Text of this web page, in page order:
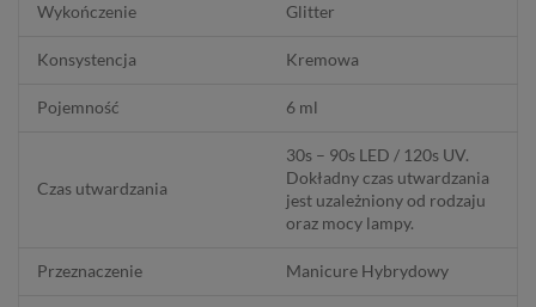
Wykończenie Glitter
Konsystencja Kremowa
Pojemność 6 ml
Czas utwardzania
30s – 90s LED / 120s UV.
Dokładny czas utwardzania
jest uzależniony od rodzaju
oraz mocy lampy.
Przeznaczenie Manicure Hybrydowy